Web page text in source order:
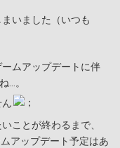
いました（いつも
ムアップデートに伴
…。
ことが終わるまで、
アップデート予定はあ